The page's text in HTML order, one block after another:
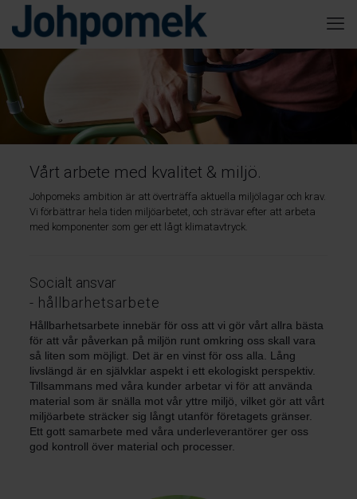
Vårt arbete med kvalitet & miljö.
Johpomeks ambition är att överträffa aktuella miljölagar och krav.
Vi förbättrar hela tiden miljöarbetet, och strävar efter att arbeta
med komponenter som ger ett lågt klimatavtryck.
Socialt ansvar
- hållbarhetsarbete
Hållbarhetsarbete innebär för oss att vi gör vårt allra bästa
för att vår påverkan på miljön runt omkring oss skall vara
så liten som möjligt. Det är en vinst för oss alla. Lång
livslängd är en självklar aspekt i ett ekologiskt perspektiv.
Tillsammans med våra kunder arbetar vi för att använda
material som är snälla mot vår yttre miljö, vilket gör att vårt
miljöarbete sträcker sig långt utanför företagets gränser.
Ett gott samarbete med våra underleverantörer ger oss
god kontroll över material och processer.